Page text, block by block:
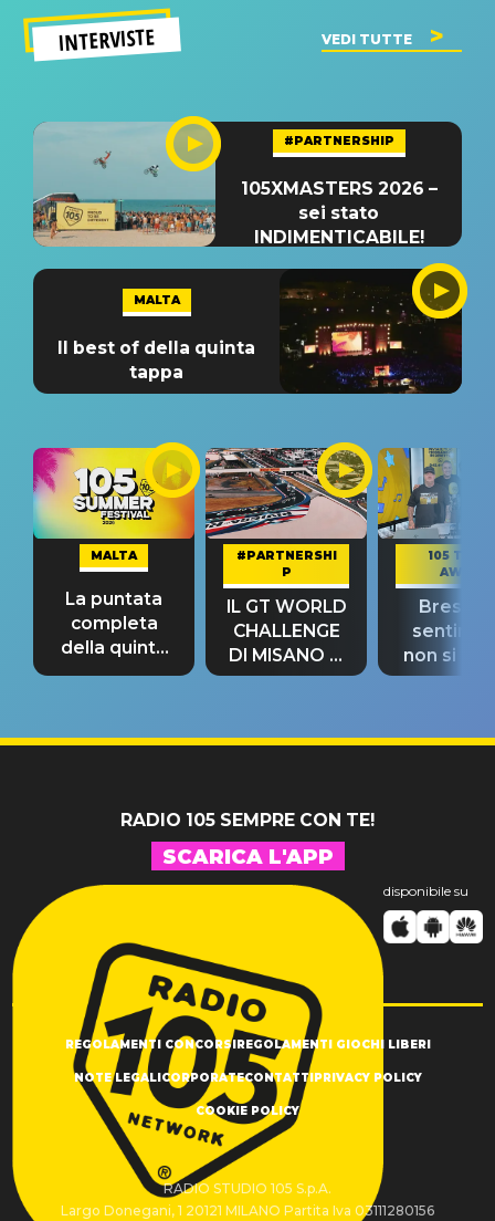
INTERVISTE VEDI TUTTE
#PARTNERSHIP
105XMASTERS 2026 –
sei stato
INDIMENTICABILE!
MALTA
Il best of della quinta
tappa
MALTA
La puntata
completa
della quinta
tappa
#PARTNERSHI
P
IL GT WORLD
CHALLENGE
DI MISANO si
riconferma
105 TAKE
AWAY
Bresh:
non si
fino alla
RADIO 105 SEMPRE CON TE!
SCARICA L'APP
disponibile su
REGOLAMENTI CONCORSIREGOLAMENTI GIOCHI LIBERI
NOTE LEGALICORPORATECONTATTIPRIVACY POLICY
COOKIE POLICY
RADIO STUDIO 105 S.p.A.
Largo Donegani, 1 20121 MILANO Partita Iva 03111280156